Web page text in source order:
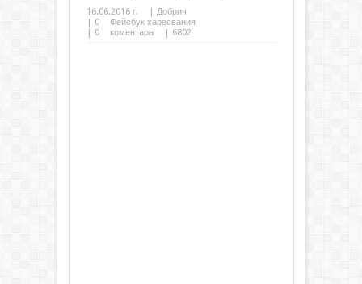
16.06.2016 г.
Добрич
0
Фейсбук харесвания
0 коментара | 6802